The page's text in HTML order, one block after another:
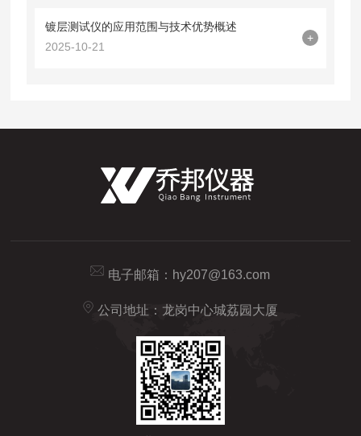
镀层测试仪的应用范围与技术优势概述
2025-10-21
+
电子邮箱： hy207@163.com
公司地址：龙岗中心城荔园大厦